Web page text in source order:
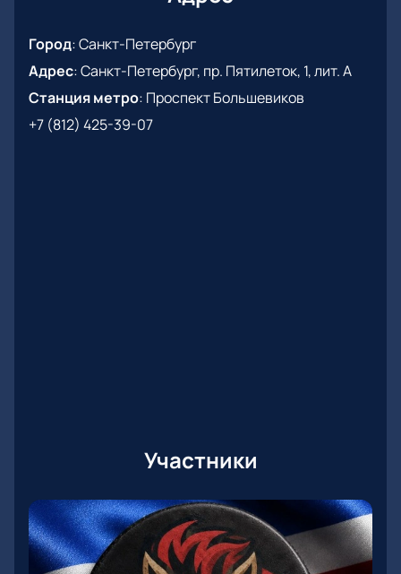
Город:Санкт-Петербург
Адрес:Санкт-Петербург, пр. Пятилеток, 1, лит. А
Станция метро: Проспект Большевиков
+7 (812) 425-39-07
Участники